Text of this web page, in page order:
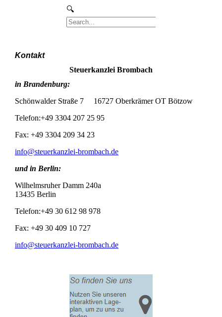
Kontakt
Steuerkanzlei Brombach
in Brandenburg:
Schönwalder Straße 7 16727 Oberkrämer OT Bötzow
Telefon:+49 3304 207 25 95
Fax: +49 3304 209 34 23
info@steuerkanzlei-brombach.de
und in Berlin:
Wilhelmsruher Damm 240a
13435 Berlin
Telefon:+49 30 612 98 978
Fax: +49 30 409 10 727
info@steuerkanzlei-brombach.de